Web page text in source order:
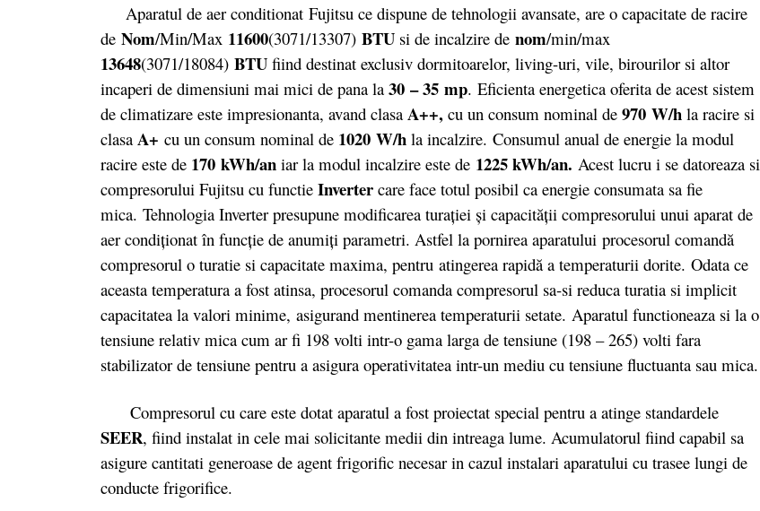
Aparatul de aer conditionat Fujitsu ce dispune de tehnologii avansate, are o capacitate de racire
de Nom/Min/Max 11600(3071/13307) BTU si de incalzire de nom/min/max
13648(3071/18084) BTU fiind destinat exclusiv dormitoarelor, living-uri, vile, birourilor si altor
incaperi de dimensiuni mai mici de pana la 30 – 35 mp. Eficienta energetica oferita de acest sistem
de climatizare este impresionanta, avand clasa A++, cu un consum nominal de 970 W/h la racire si
clasa A+ cu un consum nominal de 1020 W/h la incalzire. Consumul anual de energie la modul
racire este de 170 kWh/an iar la modul incalzire este de 1225 kWh/an. Acest lucru i se datoreaza si
compresorului Fujitsu cu functie Inverter care face totul posibil ca energie consumata sa fie
mica. Tehnologia Inverter presupune modificarea turației și capacității compresorului unui aparat de
aer condiționat în funcție de anumiți parametri. Astfel la pornirea aparatului procesorul comandă
compresorul o turatie si capacitate maxima, pentru atingerea rapidă a temperaturii dorite. Odata ce
aceasta temperatura a fost atinsa, procesorul comanda compresorul sa-si reduca turatia si implicit
capacitatea la valori minime, asigurand mentinerea temperaturii setate. Aparatul functioneaza si la o
tensiune relativ mica cum ar fi 198 volti intr-o gama larga de tensiune (198 – 265) volti fara
stabilizator de tensiune pentru a asigura operativitatea intr-un mediu cu tensiune fluctuanta sau mica.
Compresorul cu care este dotat aparatul a fost proiectat special pentru a atinge standardele
SEER, fiind instalat in cele mai solicitante medii din intreaga lume. Acumulatorul fiind capabil sa
asigure cantitati generoase de agent frigorific necesar in cazul instalari aparatului cu trasee lungi de
conducte frigorifice.